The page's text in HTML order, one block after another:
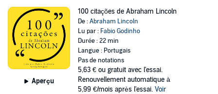
Aperçu
100 citações de Abraham Lincoln
De :Abraham Lincoln
Lu par : Fabio Godinho
Durée : 22 min
Langue : Portugais
Pas de notations
5,63 € ou gratuit avec l'essai.
Renouvellement automatique à
5,99 €/mois après l'essai. Voir